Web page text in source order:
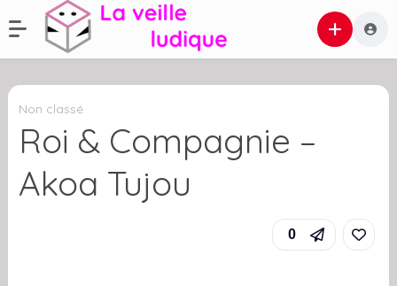
Non classé
Roi & Compagnie –
Akoa Tujou
0